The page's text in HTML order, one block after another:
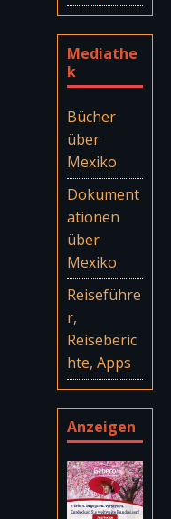
Mediathe
k
Bücher
über
Mexiko
Dokument
ationen
über
Mexiko
Reiseführe
r,
Reiseberic
hte, Apps
Anzeigen